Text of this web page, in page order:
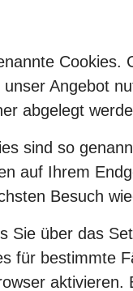
Angebot
abgelegt
sind so
auf Ihrem
Besuch
Sie über das
für bestimmte